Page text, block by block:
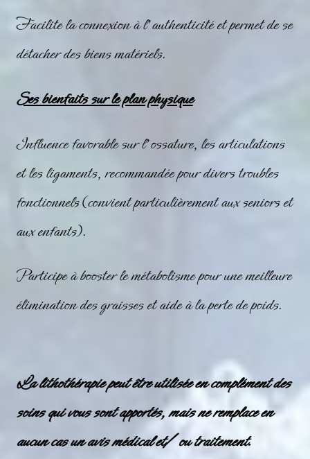
Facilite la connexion à l’authenticité et permet de se
détacher des biens matériels.
Ses bienfaits sur le plan physique
Influence favorable sur l’ossature, les articulations
et les ligaments, recommandée pour divers troubles
fonctionnels (convient particulièrement aux seniors et
aux enfants).
Participe à booster le métabolisme pour une meilleure
élimination des graisses et aide à la perte de poids.
La lithothérapie peut être utilisée en complément des
soins qui vous sont apportés, mais ne remplace en
aucun cas un avis médical et/ ou traitement.